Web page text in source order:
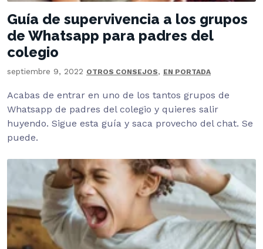
Guía de supervivencia a los grupos
de Whatsapp para padres del
colegio
septiembre 9, 2022 OTROS CONSEJOS, EN PORTADA
Acabas de entrar en uno de los tantos grupos de
Whatsapp de padres del colegio y quieres salir
huyendo. Sigue esta guía y saca provecho del chat. Se
puede.